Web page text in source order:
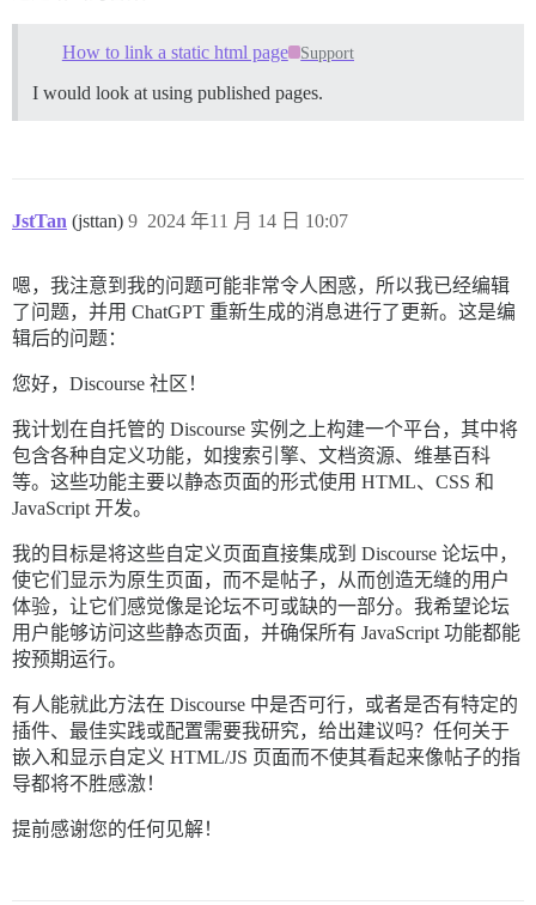
How to link a static html page Support
I would look at using published pages.
JstTan (jsttan) 2024 年11 月 14 日 10:07
9
嗯，我注意到我的问题可能非常令人困惑，所以我已经编辑
了问题，并用 ChatGPT 重新生成的消息进行了更新。这是编
辑后的问题：
您好，Discourse 社区！
我计划在自托管的 Discourse 实例之上构建一个平台，其中将
包含各种自定义功能，如搜索引擎、文档资源、维基百科
等。这些功能主要以静态页面的形式使用 HTML、CSS 和
JavaScript 开发。
我的目标是将这些自定义页面直接集成到 Discourse 论坛中，
使它们显示为原生页面，而不是帖子，从而创造无缝的用户
体验，让它们感觉像是论坛不可或缺的一部分。我希望论坛
用户能够访问这些静态页面，并确保所有 JavaScript 功能都能
按预期运行。
有人能就此方法在 Discourse 中是否可行，或者是否有特定的
插件、最佳实践或配置需要我研究，给出建议吗？任何关于
嵌入和显示自定义 HTML/JS 页面而不使其看起来像帖子的指
导都将不胜感激！
提前感谢您的任何见解！